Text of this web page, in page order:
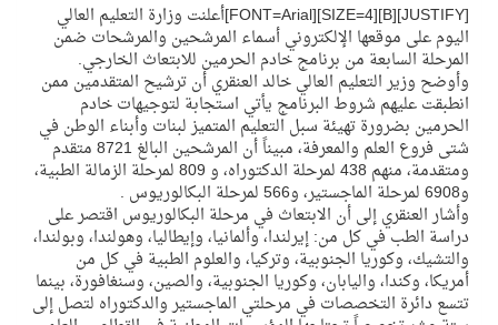
[JUSTIFY][B][SIZE=4][FONT=Arial]أعلنت وزارة التعليم العالي
اليوم على موقعها الإلكتروني أسماء المرشحين والمرشحات ضمن
المرحلة السابعة من برنامج خادم الحرمين للابتعاث الخارجي.
وأوضح وزير التعليم العالي خالد العنقري أن ترشيح المتقدمين ممن
انطبقت عليهم شروط البرنامج يأتي استجابة لتوجيهات خادم
الحرمين بضرورة تهيئة سبل التعليم المتميز لبنات وأبناء الوطن في
شتى فروع العلم والمعرفة، مبيناً أن المرشحين البالغ 8721 متقدم
ومتقدمة، منهم 438 لمرحلة الدكتوراه، و 809 لمرحلة الزمالة الطبية،
و6908 لمرحلة الماجستير، و566 لمرحلة البكالوريوس .
وأشار العنقري إلى أن الابتعاث في مرحلة البكالوريوس اقتصر على
دراسة الطب في كل من: إيرلندا، وألمانيا، وإيطاليا، وهولندا، وبولندا،
والتشيك، وكوريا الجنوبية، وتركيا، والعلوم الطبية في كل من
أمريكا، وكندا، واليابان، وكوريا الجنوبية، والصين، وسنغافورة، بينما
تتسع دائرة التخصصات في مرحلتي الماجستير والدكتوراه لتصل إلى